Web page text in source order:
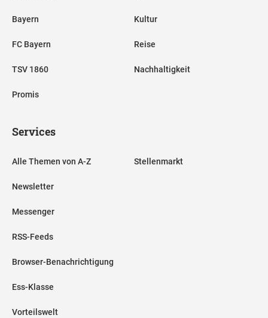
Bayern
FC Bayern
TSV 1860
Promis
Kultur
Reise
Nachhaltigkeit
Services
Alle Themen von A-Z
Newsletter
Messenger
RSS-Feeds
Browser-Benachrichtigung
Ess-Klasse
Vorteilswelt
Stellenmarkt